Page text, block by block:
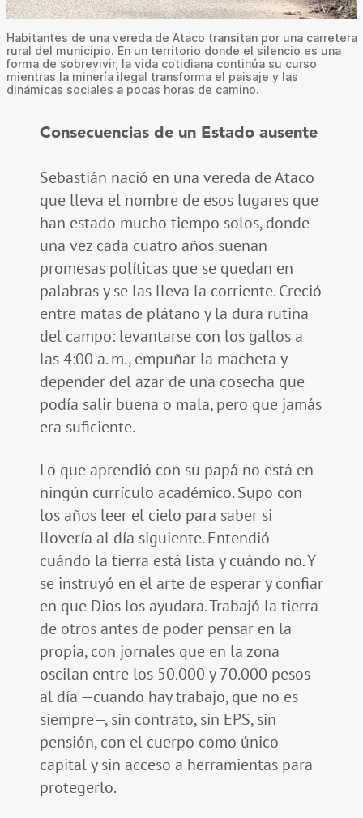
Habitantes de una vereda de Ataco transitan por una carretera
rural del municipio. En un territorio donde el silencio es una
forma de sobrevivir, la vida cotidiana continúa su curso
mientras la minería ilegal transforma el paisaje y las
dinámicas sociales a pocas horas de camino.
Consecuencias de un Estado ausente
Sebastián nació en una vereda de Ataco
que lleva el nombre de esos lugares que
han estado mucho tiempo solos, donde
una vez cada cuatro años suenan
promesas políticas que se quedan en
palabras y se las lleva la corriente. Creció
entre matas de plátano y la dura rutina
del campo: levantarse con los gallos a
las 4:00 a. m., empuñar la macheta y
depender del azar de una cosecha que
podía salir buena o mala, pero que jamás
era suficiente.
Lo que aprendió con su papá no está en
ningún currículo académico. Supo con
los años leer el cielo para saber si
llovería al día siguiente. Entendió
cuándo la tierra está lista y cuándo no. Y
se instruyó en el arte de esperar y confiar
en que Dios los ayudara. Trabajó la tierra
de otros antes de poder pensar en la
propia, con jornales que en la zona
oscilan entre los 50.000 y 70.000 pesos
al día —cuando hay trabajo, que no es
siempre—, sin contrato, sin EPS, sin
pensión, con el cuerpo como único
capital y sin acceso a herramientas para
protegerlo.